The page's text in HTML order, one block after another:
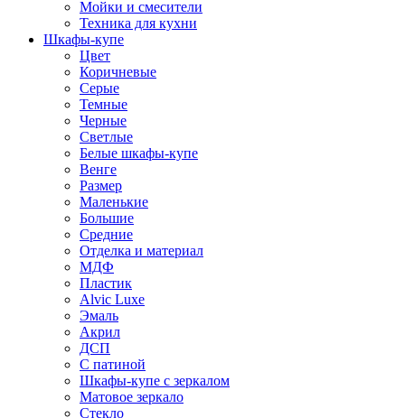
Мойки и смесители
Техника для кухни
Шкафы-купе
Цвет
Коричневые
Серые
Темные
Черные
Светлые
Белые шкафы-купе
Венге
Размер
Маленькие
Большие
Средние
Отделка и материал
МДФ
Пластик
Alvic Luxe
Эмаль
Акрил
ДСП
С патиной
Шкафы-купе с зеркалом
Матовое зеркало
Стекло